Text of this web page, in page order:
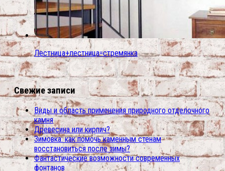
Лестница+лестница=стремянка
Свежие записи
Виды и область применения природного отделочного
камня
Древесина или кирпич?
Зимовка: как помочь каменным стенам
восстановиться после зимы?
Фантастические возможности современных
фонтанов